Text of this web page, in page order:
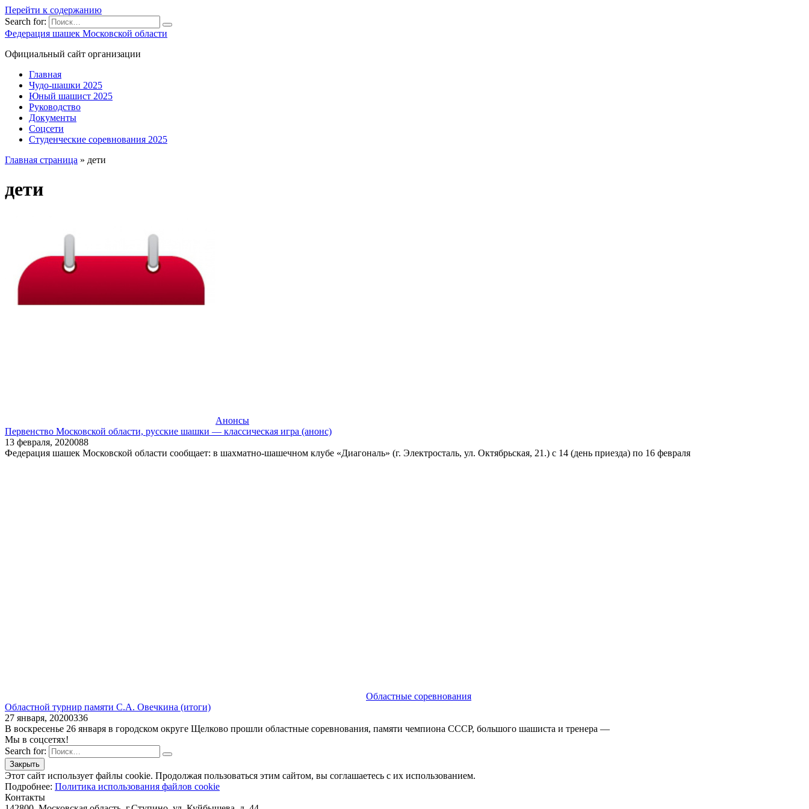
Перейти к содержанию
Search for:
Федерация шашек Московской области
Официальный сайт организации
Главная
Чудо-шашки 2025
Юный шашист 2025
Руководство
Документы
Соцсети
Студенческие соревнования 2025
Главная страница » дети
дети
Анонсы
Первенство Московской области, русские шашки — классическая игра (анонс)
13 февраля, 2020088
Федерация шашек Московской области сообщает: в шахматно-шашечном клубе «Диагональ» (г. Электросталь, ул. Октябрьская, 21.) с 14 (день приезда) по 16 февраля
Областные соревнования
Областной турнир памяти С.А. Овечкина (итоги)
27 января, 20200336
В воскресенье 26 января в городском округе Щелково прошли областные соревнования, памяти чемпиона СССР, большого шашиста и тренера —
Мы в соцсетях!
Search for:
Этот сайт использует файлы cookie. Продолжая пользоваться этим сайтом, вы соглашаетесь с их использованием.
Подробнее: Политика использования файлов cookie
Контакты